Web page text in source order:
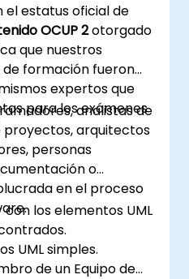
el estatus oficial de
OCUP 2otorgado
que nuestros
formación fueron
expertos que
para los exámenes
analistas de
proyectos, arquitectos
personas
o
en el proceso
los elementos UML
UML simples.
de un Equipo de